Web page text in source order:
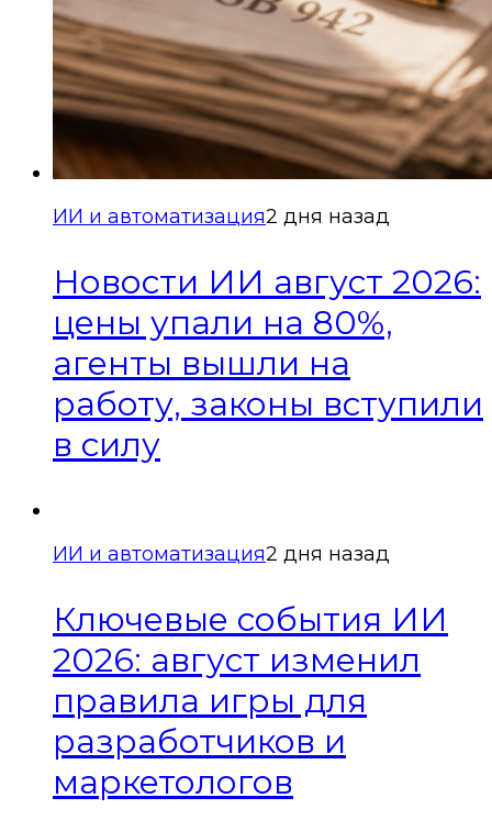
ИИ и автоматизация2 дня назад
Новости ИИ август 2026:
цены упали на 80%,
агенты вышли на
работу, законы вступили
в силу
ИИ и автоматизация2 дня назад
Ключевые события ИИ
2026: август изменил
правила игры для
разработчиков и
маркетологов